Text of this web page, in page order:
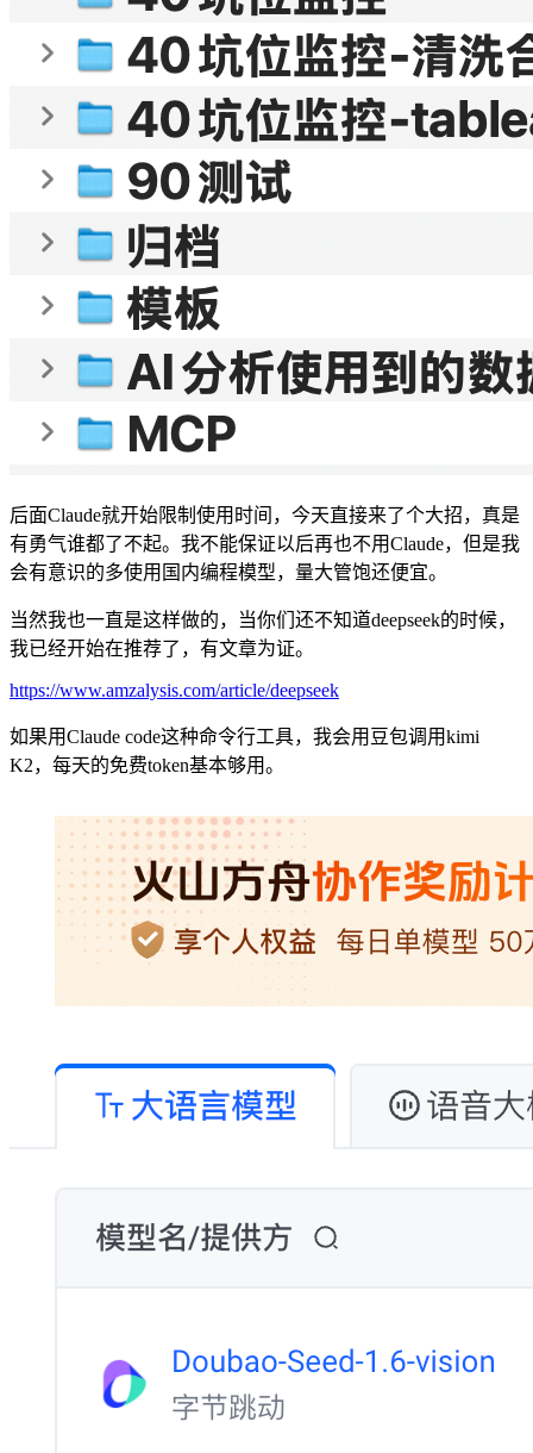
后面Claude就开始限制使用时间，今天直接来了个大招，真是
有勇气谁都了不起。我不能保证以后再也不用Claude，但是我
会有意识的多使用国内编程模型，量大管饱还便宜。
当然我也一直是这样做的，当你们还不知道deepseek的时候，
我已经开始在推荐了，有文章为证。
https://www.amzalysis.com/article/deepseek
如果用Claude code这种命令行工具，我会用豆包调用kimi
K2，每天的免费token基本够用。